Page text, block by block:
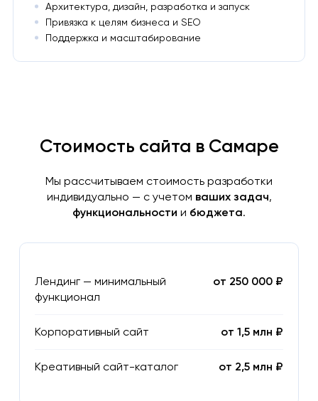
Архитектура, дизайн, разработка и запуск
Привязка к целям бизнеса и SEO
Поддержка и масштабирование
Стоимость сайта в Самаре
Мы рассчитываем стоимость разработки
индивидуально — с учетом ваших задач,
функциональности и бюджета.
Лендинг — минимальный
функционал
от 250 000 ₽
Корпоративный сайт от 1,5 млн ₽
Креативный сайт-каталог от 2,5 млн ₽